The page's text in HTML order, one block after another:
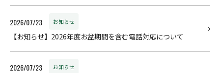
2026/07/23 お知らせ
【お知らせ】2026年度お盆期間を含む電話対応について
2026/07/23 お知らせ